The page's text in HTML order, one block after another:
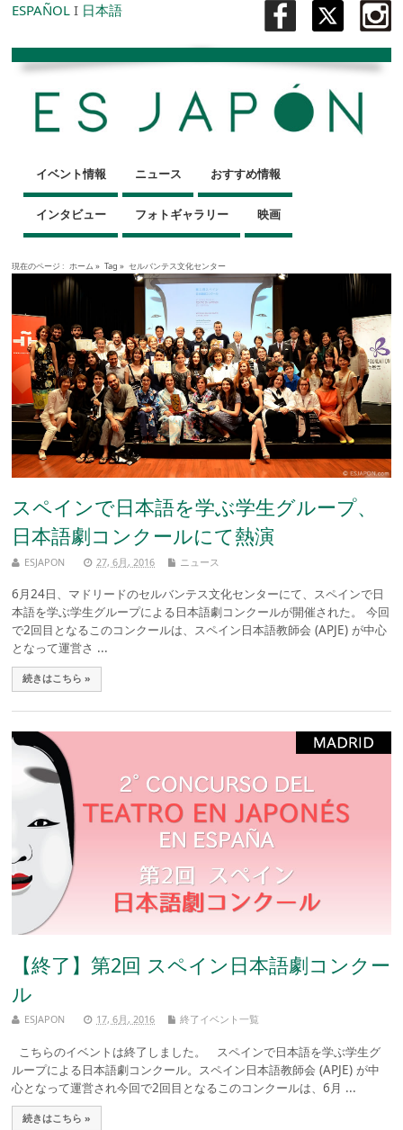
ESPAÑOL I 日本語
イベント情報 ニュース おすすめ情報
インタビュー フォトギャラリー 映画
現在のページ : ホーム » Tag » セルバンテス文化センター
スペインで日本語を学ぶ学生グループ、
日本語劇コンクールにて熱演
ESJAPON 27, 6月, 2016 ニュース
6月24日、マドリードのセルバンテス文化センターにて、スペインで日
本語を学ぶ学生グループによる日本語劇コンクールが開催された。 今回
で2回目となるこのコンクールは、スペイン日本語教師会 (APJE) が中心
となって運営さ ...
続きはこちら »
【終了】第2回 スペイン日本語劇コンクー
ル
ESJAPON 17, 6月, 2016 終了イベント一覧
こちらのイベントは終了しました。 スペインで日本語を学ぶ学生グ
ループによる日本語劇コンクール。スペイン日本語教師会 (APJE) が中
心となって運営され今回で2回目となるこのコンクールは、6月 ...
続きはこちら »